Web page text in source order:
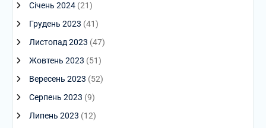
Січень 2024(21)
Грудень 2023 (41)
Листопад 2023 (47)
Жовтень 2023 (51)
Вересень 2023 (52)
Серпень 2023 (9)
Липень 2023 (12)